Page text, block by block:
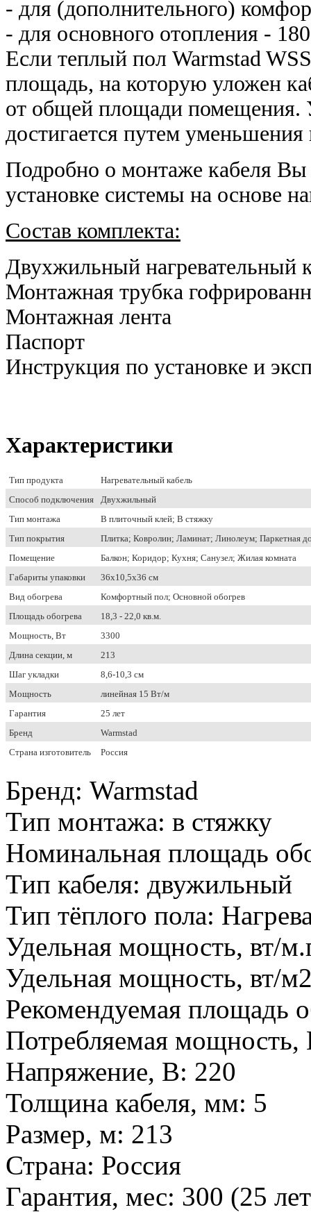
- для (дополнительного)
- для основного отопления -
Если теплый пол Warmstad
площадь, на которую уложен
от общей площади помещения.
достигается путем
Подробно о монтаже кабеля Вы
установке системы на основе
Состав комплекта:
Двухжильный нагревательный
Монтажная трубка
Монтажная лента
Паспорт
Инструкция по установке и
Характеристики
Тип продукта
Нагревательный кабель
Способ подключения
Двухжильный
Тип монтажа
В плиточный клей; В стяжку
Тип покрытия
Плитка; Ковролин; Ламинат; Линолеум; Паркетная
Помещение
Балкон; Коридор; Кухня; Санузел; Жилая комната
Габариты упаковки
36х10,5х36 см
Вид обогрева
Комфортный пол; Основной обогрев
Площадь обогрева
18,3 - 22,0 кв.м.
Мощность, Вт
3300
Длина секции, м
213
Шаг укладки
8,6-10,3 см
Мощность
линейная 15 Вт/м
Гарантия
25 лет
Бренд
Warmstad
Страна изготовитель
Россия
Бренд: Warmstad
Тип монтажа: в стяжку
Номинальная площадь
Тип кабеля: двужильный
Тип тёплого пола:
Удельная мощность, вт/
Удельная мощность, вт/
Рекомендуемая площадь
Потребляемая мощность,
Напряжение, В: 220
Толщина кабеля, мм: 5
Размер, м: 213
Страна: Россия
Гарантия, мес: 300 (25